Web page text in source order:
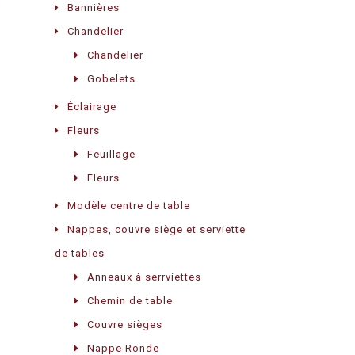
Bannières
Chandelier
Chandelier
Gobelets
Éclairage
Fleurs
Feuillage
Fleurs
Modèle centre de table
Nappes, couvre siège et serviette
de tables
Anneaux à serrviettes
Chemin de table
Couvre sièges
Nappe Ronde